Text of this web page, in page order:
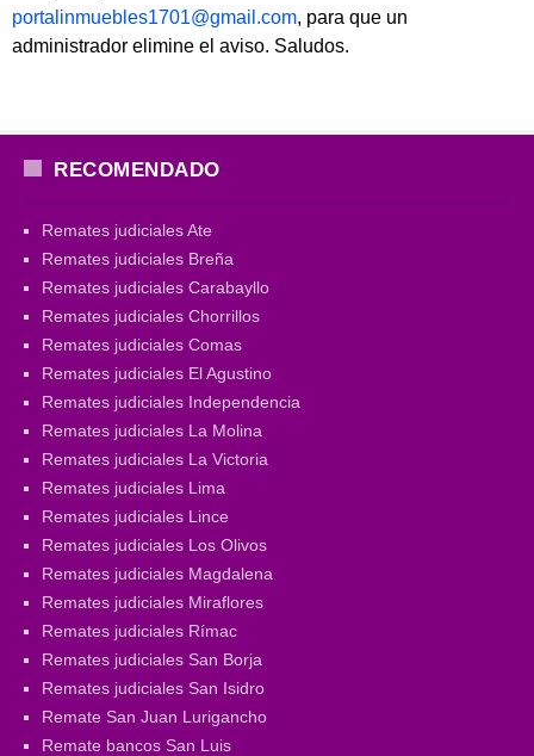
portalinmuebles1701@gmail.com, para que un
administrador elimine el aviso. Saludos.
RECOMENDADO
Remates judiciales Ate
Remates judiciales Breña
Remates judiciales Carabayllo
Remates judiciales Chorrillos
Remates judiciales Comas
Remates judiciales El Agustino
Remates judiciales Independencia
Remates judiciales La Molina
Remates judiciales La Victoria
Remates judiciales Lima
Remates judiciales Lince
Remates judiciales Los Olivos
Remates judiciales Magdalena
Remates judiciales Miraflores
Remates judiciales Rímac
Remates judiciales San Borja
Remates judiciales San Isidro
Remate San Juan Lurigancho
Remate bancos San Luis